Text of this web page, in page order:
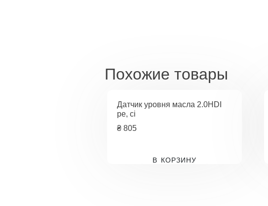
Похожие товары
Датчик уровня масла 2.0HDI
pe, ci
₴ 805
В КОРЗИНУ